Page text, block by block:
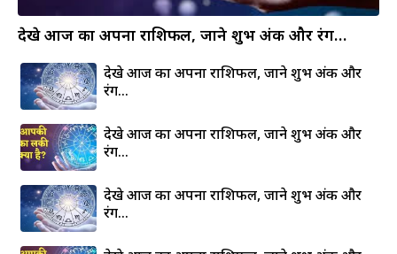
देखे आज का अपना राशिफल, जाने शुभ अंक और रंग…
देखे आज का अपना राशिफल, जाने शुभ अंक और
रंग…
देखे आज का अपना राशिफल, जाने शुभ अंक और
रंग…
देखे आज का अपना राशिफल, जाने शुभ अंक और
रंग…